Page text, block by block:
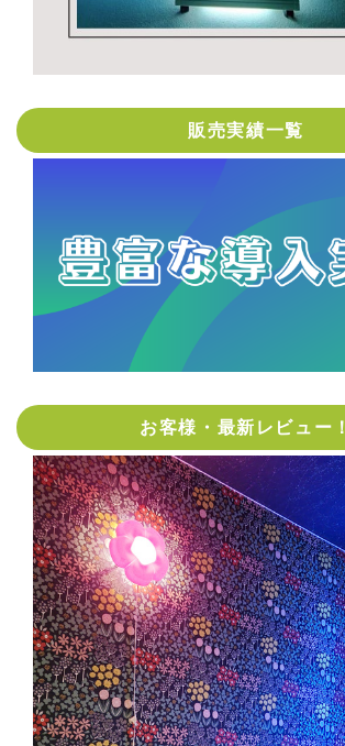
販売実績一覧
お客様・最新レビュー！